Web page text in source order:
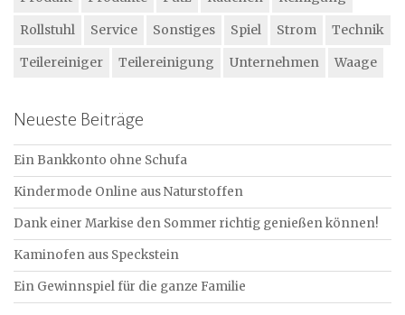
Rollstuhl
Service Sonstiges Spiel Strom
Technik
Teilereiniger
Teilereinigung Unternehmen Waage
Neueste Beiträge
Ein Bankkonto ohne Schufa
Kindermode Online aus Naturstoffen
Dank einer Markise den Sommer richtig genießen können!
Kaminofen aus Speckstein
Ein Gewinnspiel für die ganze Familie